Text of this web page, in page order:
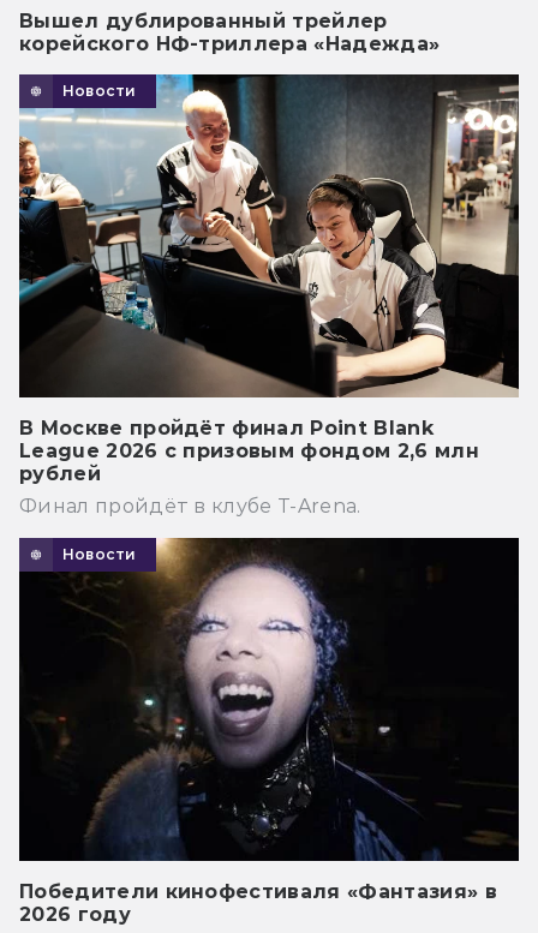
Вышел дублированный трейлер
корейского НФ-триллера «Надежда»
Новости
В Москве пройдёт финал Point Blank
League 2026 с призовым фондом 2,6 млн
рублей
Финал пройдёт в клубе T-Arena.
Новости
Победители кинофестиваля «Фантазия» в
2026 году